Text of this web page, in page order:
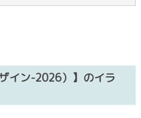
イン-2026）】のイラ